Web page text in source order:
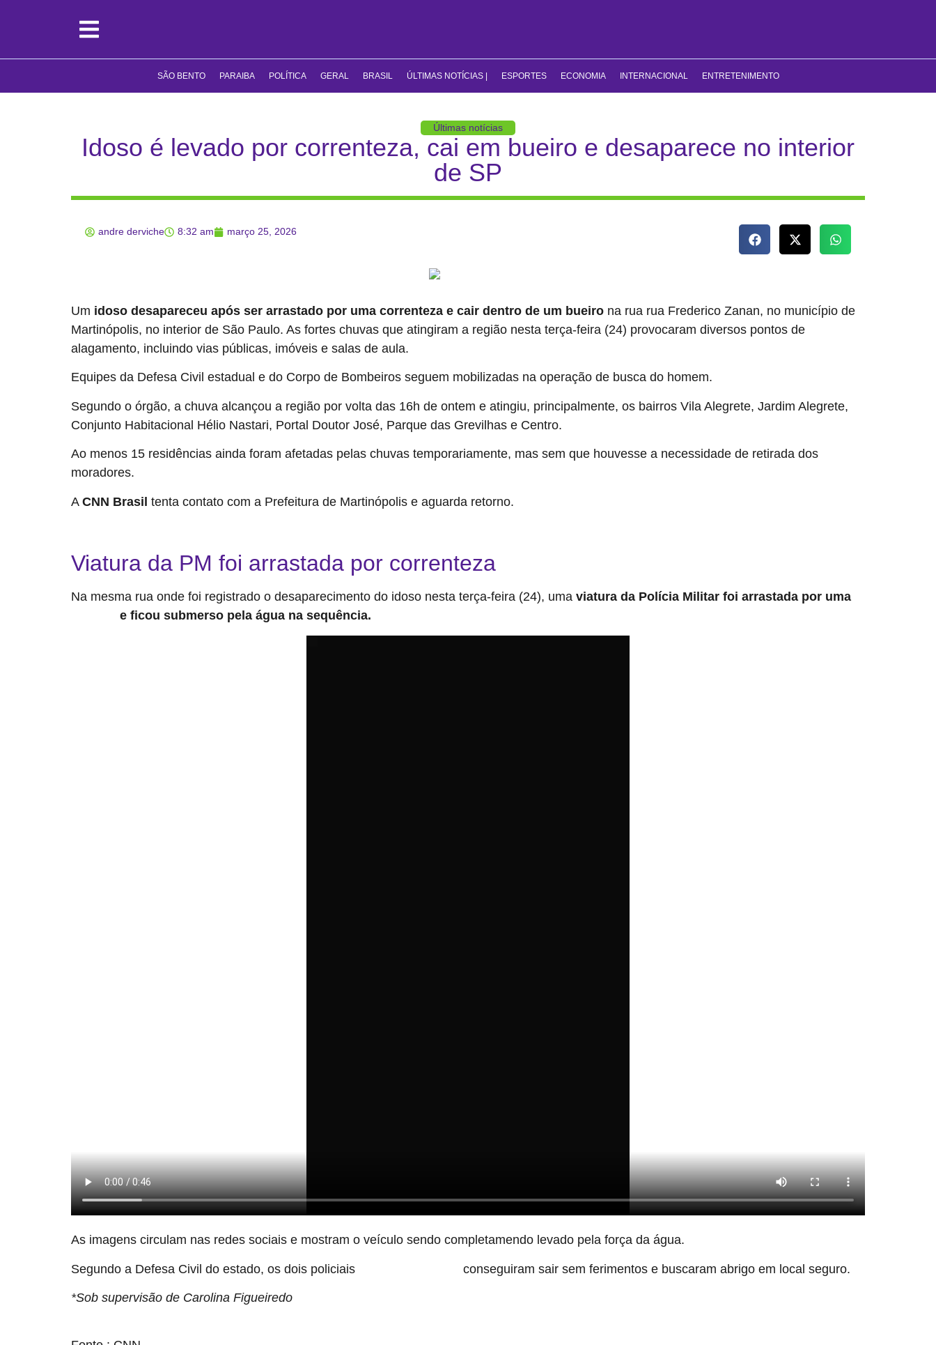
SÃO BENTO PARAIBA POLÍTICA GERAL BRASIL ÚLTIMAS NOTÍCIAS | ESPORTES ECONOMIA INTERNACIONAL ENTRETENIMENTO
Últimas notícias
Idoso é levado por correnteza, cai em bueiro e desaparece no interior
de SP
andre derviche 8:32 am março 25, 2026
Um idoso desapareceu após ser arrastado por uma correnteza e cair dentro de um bueiro na rua rua Frederico Zanan, no município de
Martinópolis, no interior de São Paulo. As fortes chuvas que atingiram a região nesta terça-feira (24) provocaram diversos pontos de
alagamento, incluindo vias públicas, imóveis e salas de aula.
Equipes da Defesa Civil estadual e do Corpo de Bombeiros seguem mobilizadas na operação de busca do homem.
Segundo o órgão, a chuva alcançou a região por volta das 16h de ontem e atingiu, principalmente, os bairros Vila Alegrete, Jardim Alegrete,
Conjunto Habitacional Hélio Nastari, Portal Doutor José, Parque das Grevilhas e Centro.
Ao menos 15 residências ainda foram afetadas pelas chuvas temporariamente, mas sem que houvesse a necessidade de retirada dos
moradores.
A CNN Brasil tenta contato com a Prefeitura de Martinópolis e aguarda retorno.
Viatura da PM foi arrastada por correnteza
Na mesma rua onde foi registrado o desaparecimento do idoso nesta terça-feira (24), uma viatura da Polícia Militar foi arrastada por uma
e ficou submerso pela água na sequência.
As imagens circulam nas redes sociais e mostram o veículo sendo completamendo levado pela força da água.
Segundo a Defesa Civil do estado, os dois policiais conseguiram sair sem ferimentos e buscaram abrigo em local seguro.
*Sob supervisão de Carolina Figueiredo